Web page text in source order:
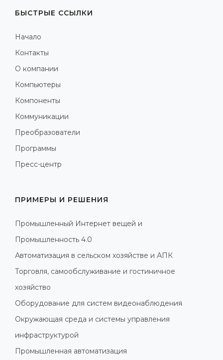
БЫСТРЫЕ ССЫЛКИ
Начало
Контакты
О компании
Компьютеры
Компоненты
Коммуникации
Преобразователи
Программы
Пресс-центр
ПРИМЕРЫ И РЕШЕНИЯ
Промышленный Интернет вещей и
Промышленность 4.0
Автоматизация в сельском хозяйстве и АПК
Торговля, самообслуживание и гостиничное
хозяйство
Оборудование для систем видеонаблюдения
Окружающая среда и системы управления
инфраструктурой
Промышленная автоматизация